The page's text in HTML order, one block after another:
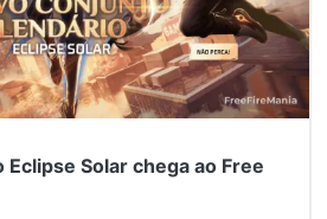
Solar chega ao Free